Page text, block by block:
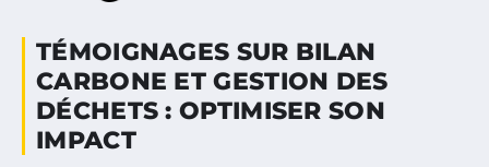
TÉMOIGNAGES SUR BILAN
CARBONE ET GESTION DES
DÉCHETS : OPTIMISER SON
IMPACT